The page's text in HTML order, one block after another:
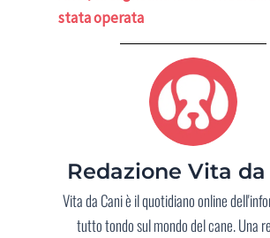
stata operata
Redazione Vita da
Vita da Cani è il quotidiano online
tutto tondo sul mondo del cane. Una